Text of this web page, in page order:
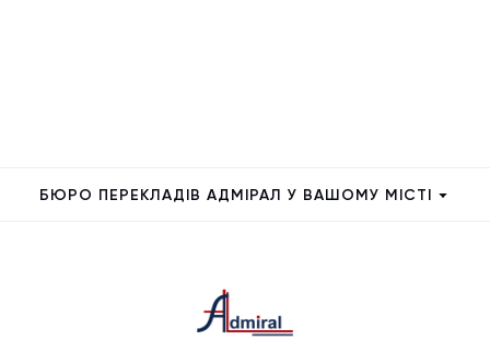
БЮРО ПЕРЕКЛАДІВ АДМІРАЛ У ВАШОМУ МІСТІ